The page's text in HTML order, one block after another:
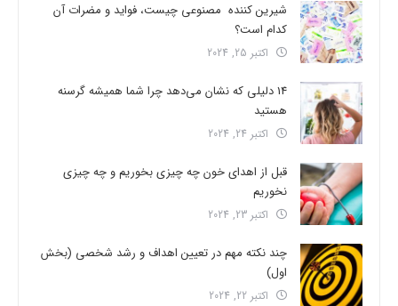
شیرین کننده مصنوعی چیست، فواید و مضرات آن
کدام است؟
اکتبر 25, 2024
14 دلیلی که نشان می‌دهد چرا شما همیشه گرسنه
هستید
اکتبر 24, 2024
قبل از اهدای خون چه چیزی بخوریم و چه چیزی
نخوریم
اکتبر 23, 2024
چند نکته مهم در تعیین اهداف و رشد شخصی (بخش
اول)
اکتبر 22, 2024